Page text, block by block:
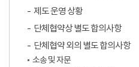
제도 운영 상황
단체협약상 별도 합의사항
단체협약 외의 별도 합의사항
소송 및 자문